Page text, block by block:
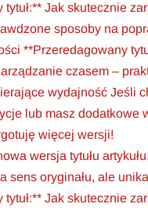
tytuł:** Jak skutecznie
sposoby na
**Przeredagowany
czasem –
wydajność Jeśli
lub masz dodatkowe
więcej wersji!
wersja tytułu artykułu,
sens oryginału, ale
tytuł:** Jak skutecznie